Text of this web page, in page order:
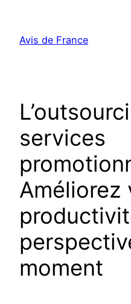
contenu
Avis de France
services
Améliorez
moment